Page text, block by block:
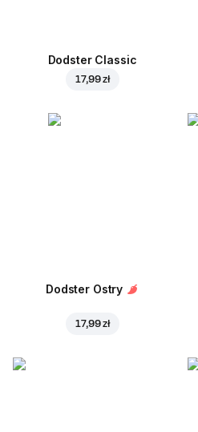
Dodster Classic
17,99 zł
Dodster Ostry
17,99 zł